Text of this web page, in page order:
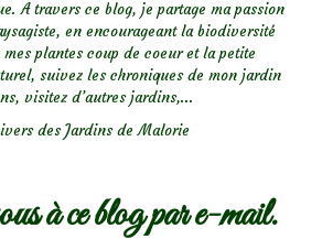
A travers ce blog, je partage ma passion
en encourageant la biodiversité
plantes coup de coeur et la petite
suivez les chroniques de mon jardin
visitez d’autres jardins,...
des Jardins de Malorie
à ce blog par e-mail.